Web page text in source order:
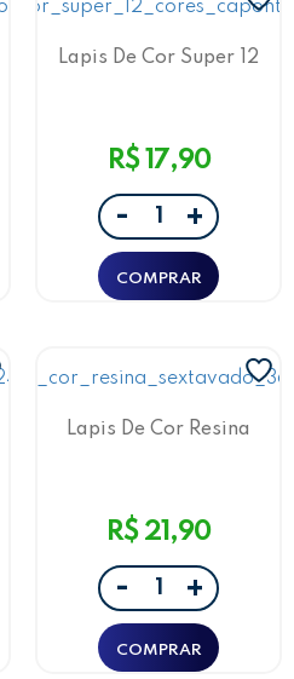
Lapis De Cor Super 12
R$ 17,90
- +
Lapis De Cor Resina
R$ 21,90
- +